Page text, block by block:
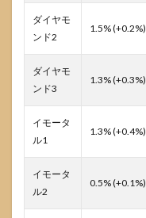
ダイヤモ
ンド2
1.5% (+0.2%)
ダイヤモ
ンド3
1.3% (+0.3%)
イモータ
ル1
1.3% (+0.4%)
イモータ
ル2
0.5% (+0.1%)